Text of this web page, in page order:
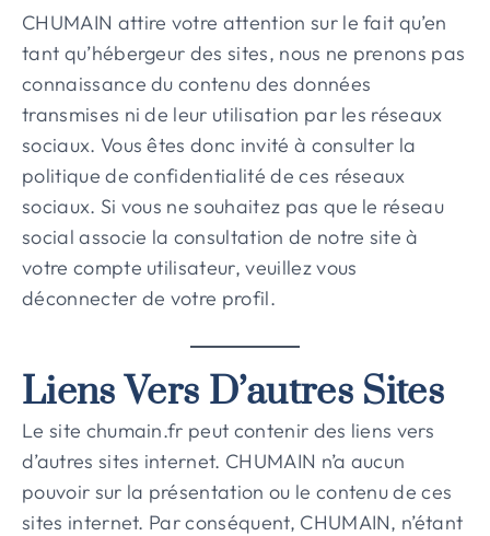
CHUMAIN attire votre attention sur le fait qu’en
tant qu’hébergeur des sites, nous ne prenons pas
connaissance du contenu des données
transmises ni de leur utilisation par les réseaux
sociaux. Vous êtes donc invité à consulter la
politique de confidentialité de ces réseaux
sociaux. Si vous ne souhaitez pas que le réseau
social associe la consultation de notre site à
votre compte utilisateur, veuillez vous
déconnecter de votre profil.
Liens Vers D’autres Sites
Le site chumain.fr peut contenir des liens vers
d’autres sites internet. CHUMAIN n’a aucun
pouvoir sur la présentation ou le contenu de ces
sites internet. Par conséquent, CHUMAIN, n’étant